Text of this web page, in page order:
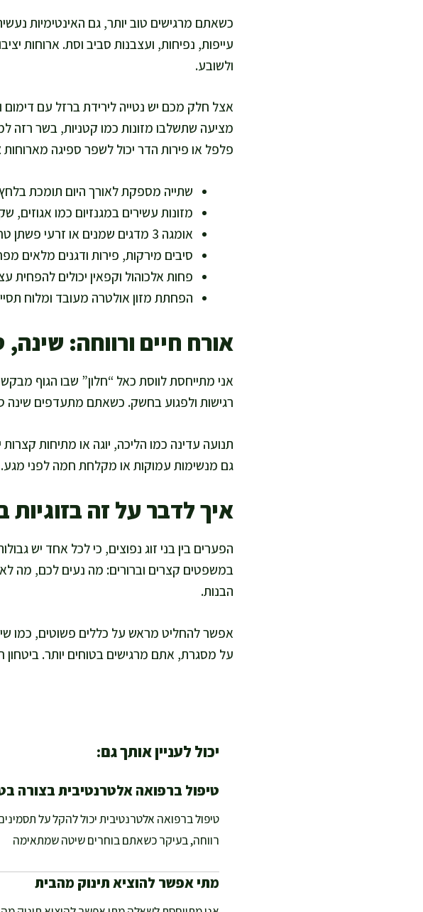
כשאתם מרגישים טוב יותר, גם האינטימיות
עייפות, נפיחות, ועצבנות סביב וסת. ארוחות
ולשובע.
אצל חלק מכם יש נטייה לירידת ברזל עם דימום
פלפל או פירות הדר יכול לשפר ספיגה מארוחות
שתייה מספקת לאורך היום תומכת
מזונות עשירים במגנזיום כמו אגוזים,
אומגה 3 מדגים שמנים או זרעי פשתן טחונים תומכת באיזון דלקתי כללי.
סיבים מירקות, פירות ודגנים מלאים
פחות אלכוהול וקפאין יכולים
הפחתת מזון אולטרה מעובד ומלוח
אורח חיים ורווחה:
אני מתייחסת לווסת כאל “חלון” שבו הגוף
רגישות ולפגוע בחשק. כשאתם מתעדפים שינה
תנועה עדינה כמו הליכה, יוגה או מתיחות
גם מנשימות עמוקות או מקלחת חמה לפני
איך לדבר על זה
הפערים בין בני זוג נפוצים, כי לכל אחד יש
במשפטים קצרים וברורים: מה נעים לכם, מה
הבנות.
אפשר להחליט מראש על כללים פשוטים, כמו
על מסגרת, אתם מרגישים בטוחים יותר. ביטחון
יכול לעניין אותך גם:
טיפול ברפואה אלטרנטיבית בצורה
טיפול ברפואה אלטרנטיבית יכול להקל על
רווחה, בעיקר כשאתם בוחרים שיטה שמתאימה
מתי אפשר להוציא תינוק מהבית